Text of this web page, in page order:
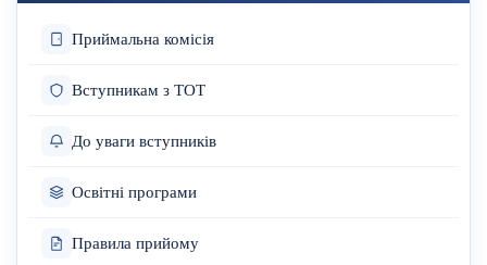
Приймальна комісія
Вступникам з ТОТ
До уваги вступників
Освітні програми
Правила прийому